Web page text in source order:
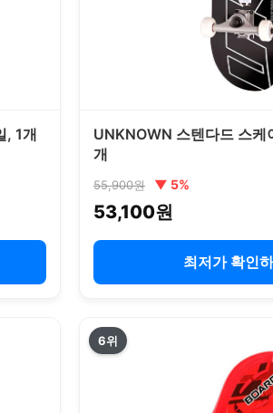
, 1개
UNKNOWN 스텐다드 스케
개
55,900원 ▼ 5%
53,100원
최저가 확인
6위